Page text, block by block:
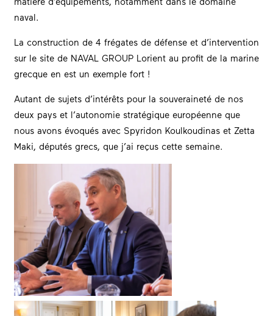
naval.
La construction de 4 frégates de défense et d’intervention
sur le site de NAVAL GROUP Lorient au profit de la marine
grecque en est un exemple fort !
Autant de sujets d’intérêts pour la souveraineté de nos
deux pays et l’autonomie stratégique européenne que
nous avons évoqués avec Spyridon Koulkoudinas et Zetta
Maki, députés grecs, que j’ai reçus cette semaine.